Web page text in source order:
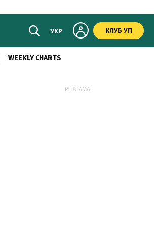
УКР КЛУБ УП
WEEKLY CHARTS
РЕКЛАМА: